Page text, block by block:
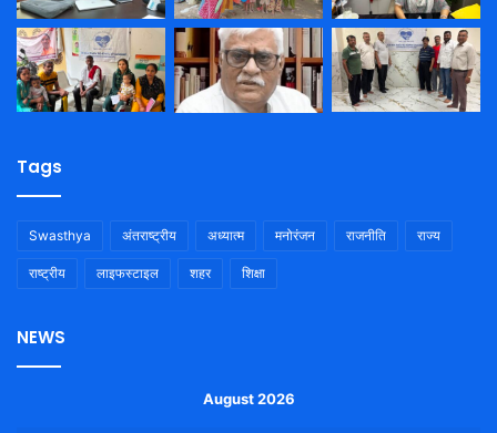
Tags
Swasthya अंतराष्ट्रीय अध्यात्म मनोरंजन राजनीति राज्य
राष्ट्रीय लाइफस्टाइल शहर शिक्षा
NEWS
August 2026